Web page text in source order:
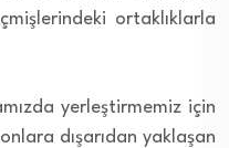
ortaklıklarla
yerleştirmemiz için
dışarıdan yaklaşan